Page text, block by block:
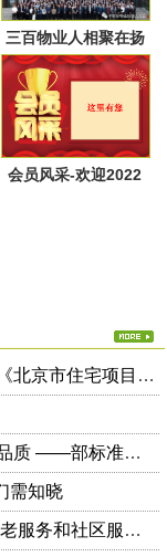
三百物业人相聚在扬
州又一次共同点燃起
物业经理人分会的圣
火，开启了旅居养老
的融合新思路！
会员风采-欢迎2022
北京市住房和城乡建设委员会关于印发《北京市住宅项目物业服务综合监管实施方案（试行）》的通知
协同推进数字家庭建设 提高人民居住品质 ——部标准定额司相关负责人解读《关于加快发展数字家庭 提高居住品质的指导意见》
需知晓
民政部 发展改革委等六部门关于开展养老服务和社区服务信息惠民工程试点工作的通知（民函〔2014〕325号）